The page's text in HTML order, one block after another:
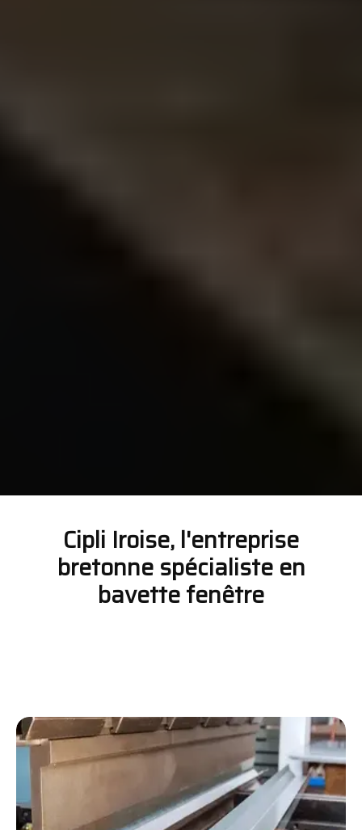
Cipli Iroise, l'entreprise
bretonne spécialiste en
bavette fenêtre